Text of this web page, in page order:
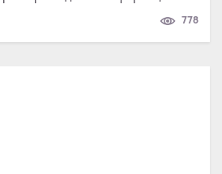
778